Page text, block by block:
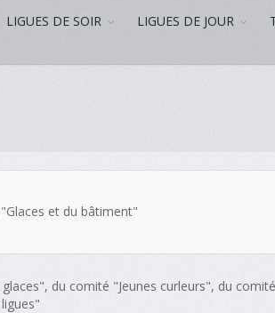
LIGUES DE SOIR LIGUES DE JOUR
et du bâtiment"
du comité "Jeunes curleurs", du